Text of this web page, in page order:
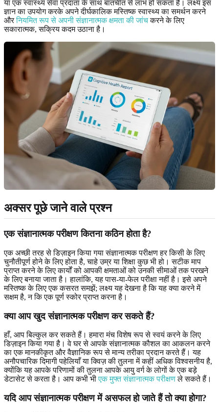
या एक स्वास्थ्य सेवा प्रदाता के साथ बातचीत से लाभ हो सकता है। लक्ष्य इस
ज्ञान का उपयोग करके अपने दीर्घकालिक मस्तिष्क स्वास्थ्य का समर्थन करने
औरनियमित रूप से अपनी संज्ञानात्मक क्षमता की जांचकरने के लिए
सकारात्मक, सक्रिय कदम उठाना है।
अक्सर पूछे जाने वाले प्रश्न
एक संज्ञानात्मक परीक्षण कितना कठिन होता है?
एक अच्छी तरह से डिज़ाइन किया गया संज्ञानात्मक परीक्षण हर किसी के लिए
चुनौतीपूर्ण होने के लिए होता है, चाहे उम्र या शिक्षा कुछ भी हो। सटीक माप
प्राप्त करने के लिए कार्यों को आपकी क्षमताओं को उनकी सीमाओं तक परखने
के लिए बनाया जाता है। हालांकि, यह पास-या-फेल परीक्षा नहीं है। इसे अपने
मस्तिष्क के लिए एक कसरत समझें; लक्ष्य यह देखना है कि यह क्या करने में
सक्षम है, न कि एक पूर्ण स्कोर प्राप्त करना है।
क्या आप खुद संज्ञानात्मक परीक्षण कर सकते हैं?
हाँ, आप बिल्कुल कर सकते हैं। हमारा मंच विशेष रूप से स्वयं करने के लिए
डिज़ाइन किया गया है। वे घर से आपके संज्ञानात्मक कौशल का आकलन करने
का एक मानकीकृत और वैज्ञानिक रूप से मान्य तरीका प्रदान करते हैं। यह
अनौपचारिक दिमागी पहेलियाँ या क्विज़ की तुलना में कहीं अधिक विश्वसनीय है,
क्योंकि यह आपके परिणामों की तुलना आपके आयु वर्ग के लोगों के एक बड़े
डेटासेट से करता है। आप कभी भीएक मुफ्त संज्ञानात्मक परीक्षणले सकते हैं।
यदि आप संज्ञानात्मक परीक्षण में असफल हो जाते हैं तो क्या होगा?